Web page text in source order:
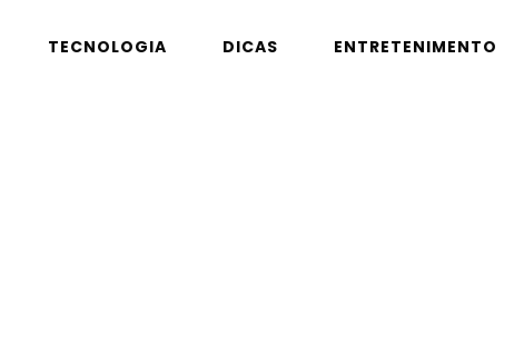
TECNOLOGIA DICAS ENTRETENIMENTO